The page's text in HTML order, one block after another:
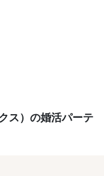
ス）の婚活パーテ